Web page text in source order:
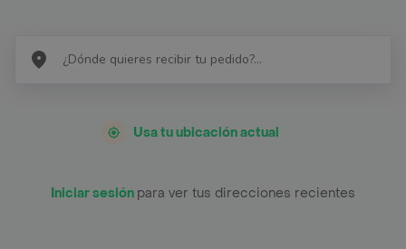
Usa tu ubicación actual
Iniciar sesión para ver tus direcciones recientes